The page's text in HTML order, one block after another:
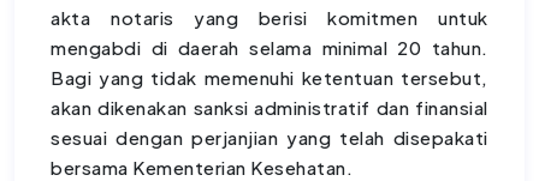
akta notaris yang berisi komitmen untuk
mengabdi di daerah selama minimal 20 tahun.
Bagi yang tidak memenuhi ketentuan tersebut,
akan dikenakan sanksi administratif dan finansial
sesuai dengan perjanjian yang telah disepakati
bersama Kementerian Kesehatan.